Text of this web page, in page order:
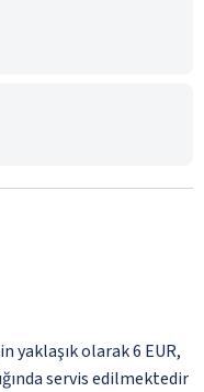
yaklaşık olarak 6 EUR,
servis edilmektedir